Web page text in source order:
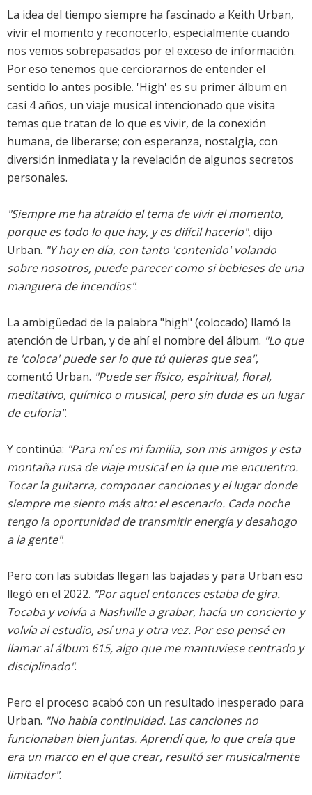
La idea del tiempo siempre ha fascinado a Keith Urban,
vivir el momento y reconocerlo, especialmente cuando
nos vemos sobrepasados por el exceso de información.
Por eso tenemos que cerciorarnos de entender el
sentido lo antes posible. 'High' es su primer álbum en
casi 4 años, un viaje musical intencionado que visita
temas que tratan de lo que es vivir, de la conexión
humana, de liberarse; con esperanza, nostalgia, con
diversión inmediata y la revelación de algunos secretos
personales.
"Siempre me ha atraído el tema de vivir el momento,
porque es todo lo que hay, y es difícil hacerlo", dijo
Urban. "Y hoy en día, con tanto 'contenido' volando
sobre nosotros, puede parecer como si bebieses de una
manguera de incendios".
La ambigüedad de la palabra "high" (colocado) llamó la
atención de Urban, y de ahí el nombre del álbum. "Lo que
te 'coloca' puede ser lo que tú quieras que sea",
comentó Urban. "Puede ser físico, espiritual, floral,
meditativo, químico o musical, pero sin duda es un lugar
de euforia".
Y continúa: "Para mí es mi familia, son mis amigos y esta
montaña rusa de viaje musical en la que me encuentro.
Tocar la guitarra, componer canciones y el lugar donde
siempre me siento más alto: el escenario. Cada noche
tengo la oportunidad de transmitir energía y desahogo
a la gente".
Pero con las subidas llegan las bajadas y para Urban eso
llegó en el 2022. "Por aquel entonces estaba de gira.
Tocaba y volvía a Nashville a grabar, hacía un concierto y
volvía al estudio, así una y otra vez. Por eso pensé en
llamar al álbum 615, algo que me mantuviese centrado y
disciplinado".
Pero el proceso acabó con un resultado inesperado para
Urban. "No había continuidad. Las canciones no
funcionaban bien juntas. Aprendí que, lo que creía que
era un marco en el que crear, resultó ser musicalmente
limitador".